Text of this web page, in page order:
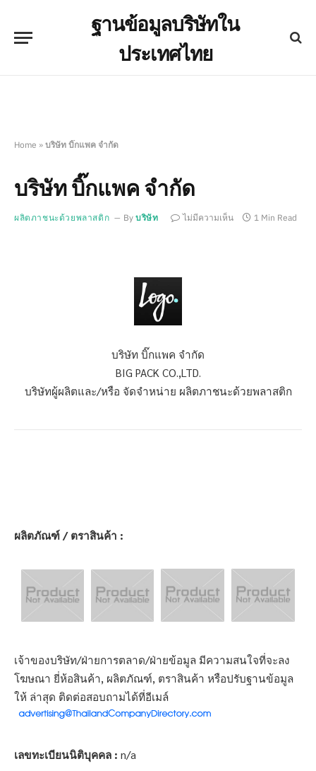
ฐานข้อมูลบริษัทใน
ประเทศไทย
Home » บริษัท บิ๊กแพค จำกัด
บริษัท บิ๊กแพค จำกัด
ผลิตภาชนะด้วยพลาสติก By บริษัท ไม่มีความเห็น 1 Min Read
บริษัท บิ๊กแพค จำกัด
BIG PACK CO.,LTD.
บริษัทผู้ผลิตและ/หรือ จัดจำหน่าย ผลิตภาชนะด้วยพลาสติก
ผลิตภัณฑ์ / ตราสินค้า :
เจ้าของบริษัท/ฝ่ายการตลาด/ฝ่ายข้อมูล มีความสนใจที่จะลง
โฆษณา ยี่ห้อสินค้า, ผลิตภัณฑ์, ตราสินค้า หรือปรับฐานข้อมูล
ให้ ล่าสุด ติดต่อสอบถามได้ที่อีเมล์
เลขทะเบียนนิติบุคคล : n/a